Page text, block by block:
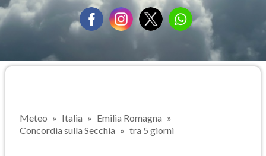
Meteo Italia
Emilia Romagna
Concordia sulla Secchia
tra 5 giorni